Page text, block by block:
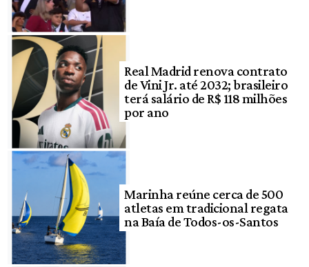
Real Madrid renova contrato
de Vini Jr. até 2032; brasileiro
terá salário de R$ 118 milhões
por ano
Marinha reúne cerca de 500
atletas em tradicional regata
na Baía de Todos-os-Santos